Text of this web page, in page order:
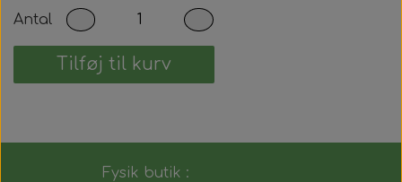
Antal
Tilføj til kurv
Fysik butik :